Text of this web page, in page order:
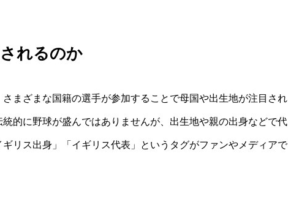
れるのか
まざまな国籍の選手が参加することで母国や出生地が注目され
的に野球が盛んではありませんが、出生地や親の出身などで代
リス出身」「イギリス代表」というタグがファンやメディアで